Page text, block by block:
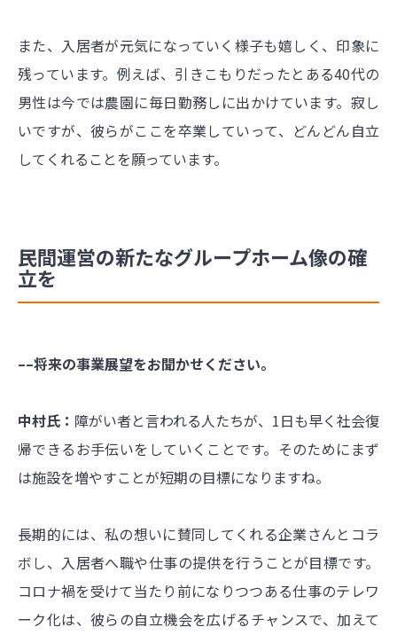
また、入居者が元気になっていく様子も嬉しく、印象に
残っています。例えば、引きこもりだったとある40代の
男性は今では農園に毎日勤務しに出かけています。寂し
いですが、彼らがここを卒業していって、どんどん自立
してくれることを願っています。
民間運営の新たなグループホーム像の確
立を
––将来の事業展望をお聞かせください。
中村氏： 障がい者と言われる人たちが、1日も早く社会復
帰できるお手伝いをしていくことです。そのためにまず
は施設を増やすことが短期の目標になりますね。
長期的には、私の想いに賛同してくれる企業さんとコラ
ボし、入居者へ職や仕事の提供を行うことが目標です。
コロナ禍を受けて当たり前になりつつある仕事のテレワ
ーク化は、彼らの自立機会を広げるチャンスで、加えて